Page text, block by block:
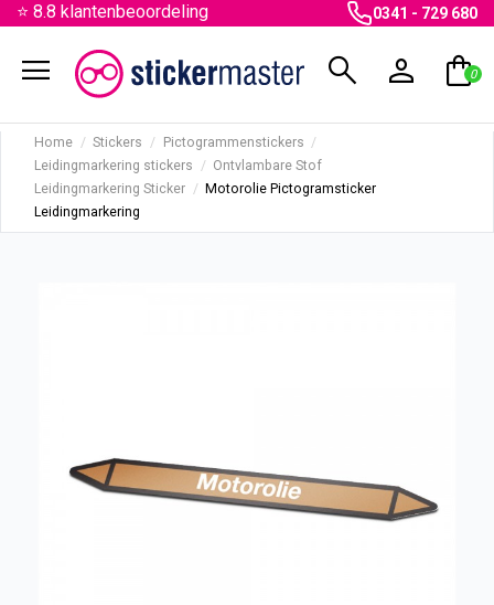
⭐ 8.8 klantenbeoordeling 0341 - 729 680
menu search person shopping_bag
0
Home Stickers
Pictogrammenstickers
Leidingmarkering stickers
Ontvlambare Stof
Leidingmarkering Sticker
Motorolie Pictogramsticker
Leidingmarkering